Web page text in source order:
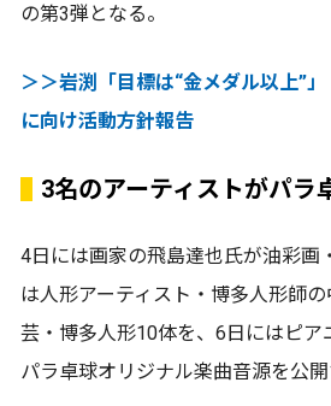
の第3弾となる。
＞＞岩渕「目標は“金メダル以上”
に向け活動方針報告
3名のアーティストがパラ
4日には画家の⾶島達也氏が油彩画
は人形アーティスト・博多人形師
芸・博多人形10体を、6日にはピア
パラ卓球オリジナル楽曲音源を公開